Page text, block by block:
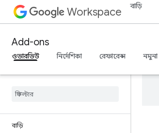
Workspace বাড়ি
Add-ons
ওভারভিউ নির্দেশিকা রেফারেন্স নমুনা
বাড়ি